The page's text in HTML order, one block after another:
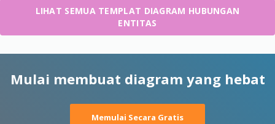
LIHAT SEMUA TEMPLAT DIAGRAM HUBUNGAN
ENTITAS
Mulai membuat diagram yang hebat
Memulai Secara Gratis